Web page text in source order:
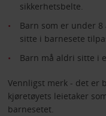
sikkerhetsbelte.
Barn som er under
sitte i barnesete
Barn må aldri sitte i
Vennligst merk - det er
kjøretøyets leietaker
barnesetet.